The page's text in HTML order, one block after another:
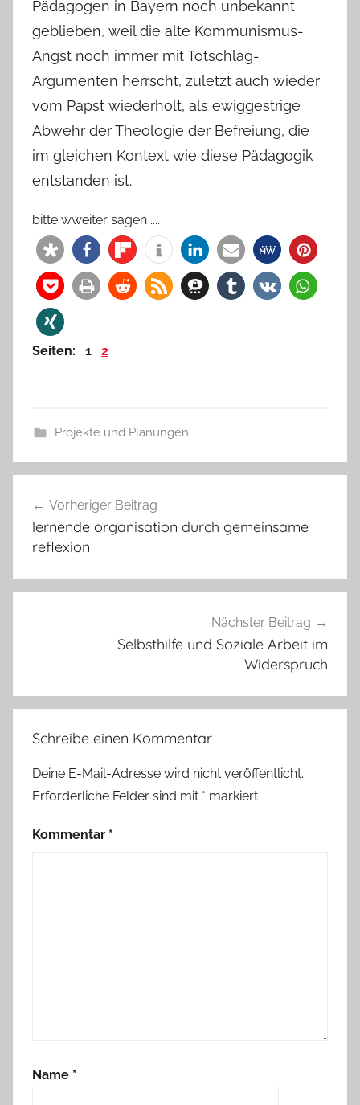
Pädagogen in Bayern noch unbekannt
geblieben, weil die alte Kommunismus-
Angst noch immer mit Totschlag-
Argumenten herrscht, zuletzt auch wieder
vom Papst wiederholt, als ewiggestrige
Abwehr der Theologie der Befreiung, die
im gleichen Kontext wie diese Pädagogik
entstanden ist.
bitte wweiter sagen ....
Seiten: 1 2
Projekte und Planungen
Vorheriger Beitrag
lernende organisation durch gemeinsame
reflexion
Nächster Beitrag
Selbsthilfe und Soziale Arbeit im
Widerspruch
Schreibe einen Kommentar
Deine E-Mail-Adresse wird nicht veröffentlicht.
Erforderliche Felder sind mit * markiert
Kommentar *
Name *